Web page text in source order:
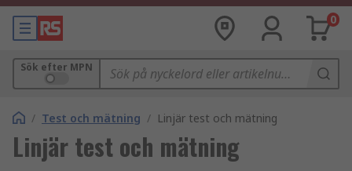
0
Sök efter MPN
/ Test och mätning / Linjär test och mätning
Linjär test och mätning